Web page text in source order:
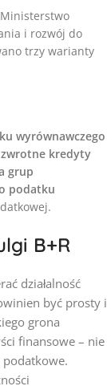
i rozwój do
trzy warianty
wyrównawczego
kredyty
grup
podatku
B+R
działalność
być prosty i
grona
finansowe – nie